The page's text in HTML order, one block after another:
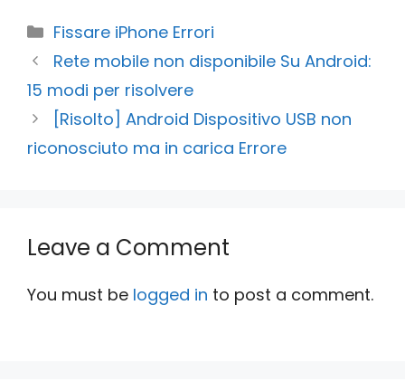
Categories
Fissare iPhone Errori
Rete mobile non disponibile Su Android:
15 modi per risolvere
[Risolto] Android Dispositivo USB non
riconosciuto ma in carica Errore
Leave a Comment
You must be logged in to post a comment.